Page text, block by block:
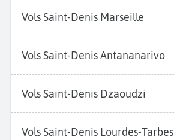
Vols Saint-Denis Marseille
Vols Saint-Denis Antananarivo
Vols Saint-Denis Dzaoudzi
Vols Saint-Denis Lourdes-Tarbes